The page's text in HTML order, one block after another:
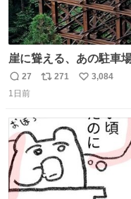
崖に聳える、あの駐車
返
信
27
リ
数
271
い
3,084
1日前